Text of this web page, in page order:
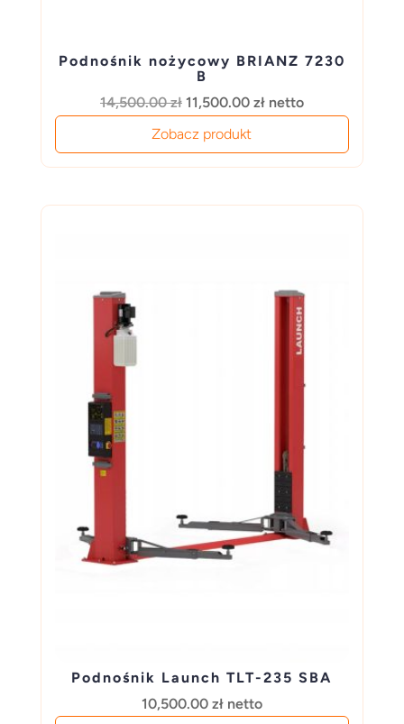
Podnośnik nożycowy BRIANZ 7230
B
14,500.00zł Pierwotna
wynosiła:
14,500.00 zł.
11,500.00 złAktualna
11,500.00 zł.
netto
Zobacz produkt
Podnośnik Launch TLT-235 SBA
10,500.00 zł netto